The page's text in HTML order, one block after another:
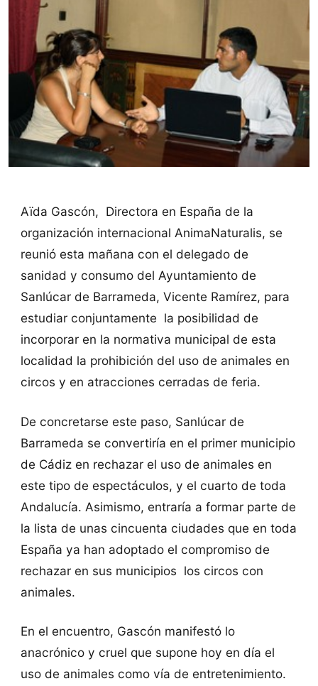
Aïda Gascón, Directora en España de la
organización internacional AnimaNaturalis, se
reunió esta mañana con el delegado de
sanidad y consumo del Ayuntamiento de
Sanlúcar de Barrameda, Vicente Ramírez, para
estudiar conjuntamente la posibilidad de
incorporar en la normativa municipal de esta
localidad la prohibición del uso de animales en
circos y en atracciones cerradas de feria.
De concretarse este paso, Sanlúcar de
Barrameda se convertiría en el primer municipio
de Cádiz en rechazar el uso de animales en
este tipo de espectáculos, y el cuarto de toda
Andalucía. Asimismo, entraría a formar parte de
la lista de unas cincuenta ciudades que en toda
España ya han adoptado el compromiso de
rechazar en sus municipios los circos con
animales.
En el encuentro, Gascón manifestó lo
anacrónico y cruel que supone hoy en día el
uso de animales como vía de entretenimiento.